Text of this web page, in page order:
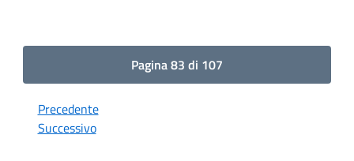
Pagina 83 di 107
Precedente
Successivo